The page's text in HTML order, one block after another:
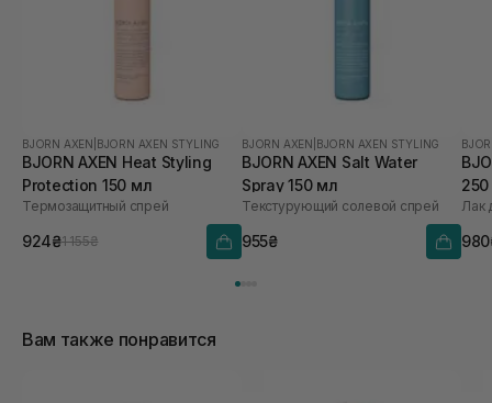
BJORN AXEN BJORN AXEN STYLING
BJORN AXEN Heat Styling
Protection 150 мл
Термозащитный спрей
924₴1 155₴
BJORN AXEN BJORN AXEN STYLING
BJORN AXEN Salt Water
Spray 150 мл
Текстурующий солевой спрей
955₴
Лак
Вам также понравится